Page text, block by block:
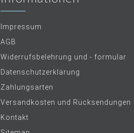
Impressum
AGB
Widerrufsbelehrung und - formular
Datenschutzerklärung
Zahlungsarten
Versandkosten und Rücksendungen
Kontakt